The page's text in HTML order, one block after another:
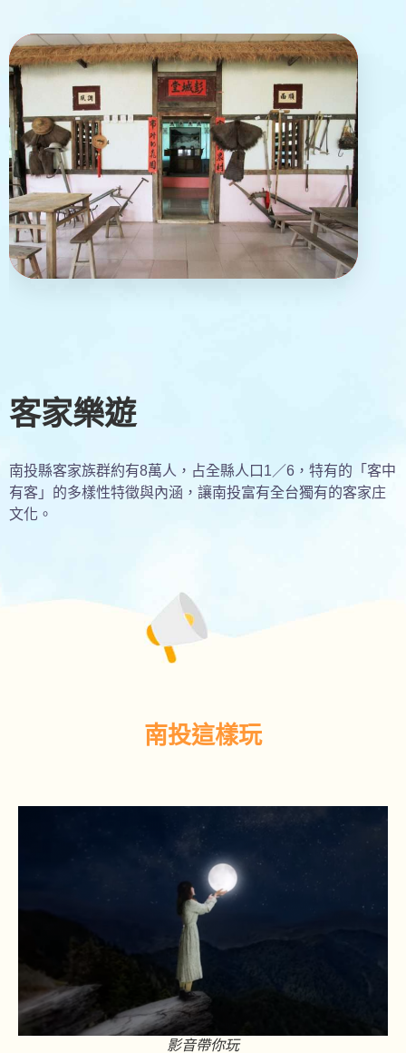
客家樂遊
南投縣客家族群約有8萬人，占全縣人口1／6，特有的「客中
有客」的多樣性特徵與內涵，讓南投富有全台獨有的客家庄
文化。
南投這樣玩
影音帶你玩